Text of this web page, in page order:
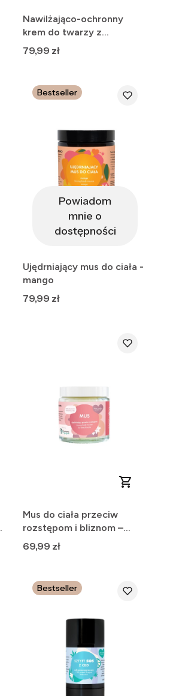
Nawilżająco-ochronny
krem do twarzy z
propolisem i nagietkiem
Cena
79,99 zł
Bestseller
Powiadom
mnie o
dostępności
Ujędrniający mus do ciała -
mango
Cena
79,99 zł
Mus do ciała przeciw
rozstępom i bliznom –
intensywna kuracja
Cena
69,99 zł
Bestseller